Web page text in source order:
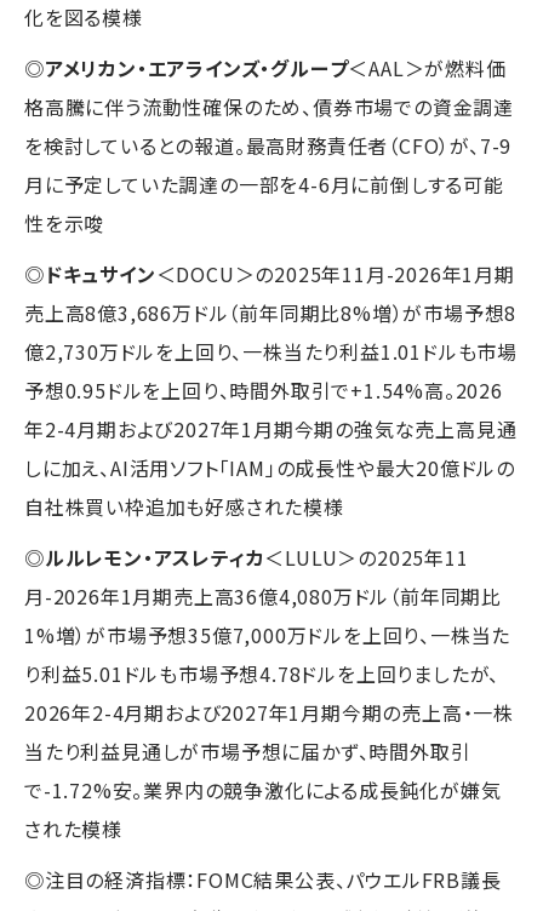
化を図る模様
◎アメリカン・エアラインズ・グループ＜AAL＞が燃料価
格高騰に伴う流動性確保のため、債券市場での資金調達
を検討しているとの報道。最高財務責任者（CFO）が、7-9
月に予定していた調達の一部を4-6月に前倒しする可能
性を示唆
◎ドキュサイン＜DOCU＞の2025年11月-2026年1月期
売上高8億3,686万ドル（前年同期比8%増）が市場予想8
億2,730万ドルを上回り、一株当たり利益1.01ドルも市場
予想0.95ドルを上回り、時間外取引で+1.54%高。2026
年2-4月期および2027年1月期今期の強気な売上高見通
しに加え、AI活用ソフト「IAM」の成長性や最大20億ドルの
自社株買い枠追加も好感された模様
◎ルルレモン・アスレティカ＜LULU＞の2025年11
月-2026年1月期売上高36億4,080万ドル（前年同期比
1%増）が市場予想35億7,000万ドルを上回り、一株当た
り利益5.01ドルも市場予想4.78ドルを上回りましたが、
2026年2-4月期および2027年1月期今期の売上高・一株
当たり利益見通しが市場予想に届かず、時間外取引
で-1.72%安。業界内の競争激化による成長鈍化が嫌気
された模様
◎注目の経済指標：FOMC結果公表、パウエルFRB議長